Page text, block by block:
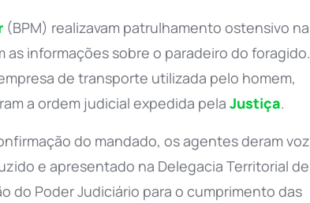
(BPM) realizavam patrulhamento ostensivo na
informações sobre o paradeiro do foragido.
de transporte utilizada pelo homem,
a ordem judicial expedida pela Justiça.
do mandado, os agentes deram voz
e apresentado na Delegacia Territorial de
do Poder Judiciário para o cumprimento das